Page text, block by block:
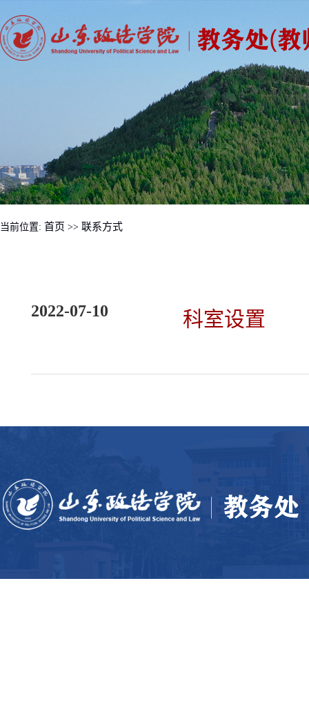
当前位置: 首页 >> 联系方式
2022-07-10 科室设置